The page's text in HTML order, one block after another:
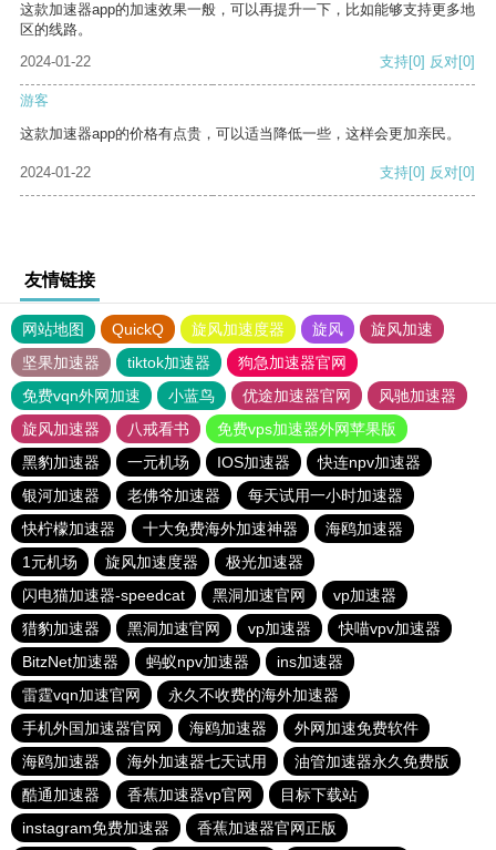
这款加速器app的加速效果一般，可以再提升一下，比如能够支持更多地
区的线路。
2024-01-22
支持[0] 反对[0]
游客
这款加速器app的价格有点贵，可以适当降低一些，这样会更加亲民。
2024-01-22 支持[0] 反对[0]
友情链接
网站地图 QuickQ 旋风加速度器 旋风
旋风加速
坚果加速器
tiktok加速器
狗急加速器官网
免费vqn外网加速
小蓝鸟 优途加速器官网
风驰加速器
旋风加速器
八戒看书
免费vps加速器外网苹果版
黑豹加速器
一元机场 IOS加速器
快连npv加速器
银河加速器
老佛爷加速器
每天试用一小时加速器
快柠檬加速器
十大免费海外加速神器
海鸥加速器
1元机场
旋风加速度器
极光加速器
闪电猫加速器-speedcat
黑洞加速官网
vp加速器
猎豹加速器
黑洞加速官网 vp加速器
快喵vpv加速器
BitzNet加速器
蚂蚁npv加速器
ins加速器
雷霆vqn加速官网
永久不收费的海外加速器
手机外国加速器官网
海鸥加速器
外网加速免费软件
海鸥加速器
海外加速器七天试用
油管加速器永久免费版
酷通加速器
香蕉加速器vp官网
目标下载站
instagram免费加速器
香蕉加速器官网正版